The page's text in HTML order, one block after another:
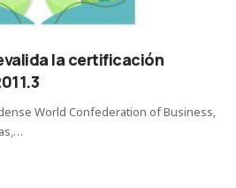
la certificación
World Confederation of Business,